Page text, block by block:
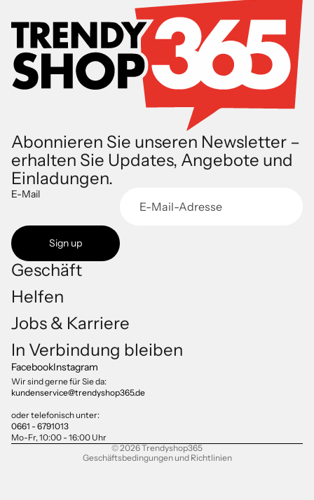
Abonnieren Sie unseren Newsletter –
erhalten Sie Updates, Angebote und
Einladungen.
E-Mail
Sign up
Geschäft
Helfen
Jobs & Karriere
In Verbindung bleiben
FacebookInstagram
Wir sind gerne für Sie da:
kundenservice@trendyshop365.de
oder telefonisch unter:
0661 - 6791013
Mo-Fr, 10:00 - 16:00 Uhr
© 2026Trendyshop365
Geschäftsbedingungen und Richtlinien
Impressum
Versand
AGB
Kontaktinformationen
Widerrufsrecht